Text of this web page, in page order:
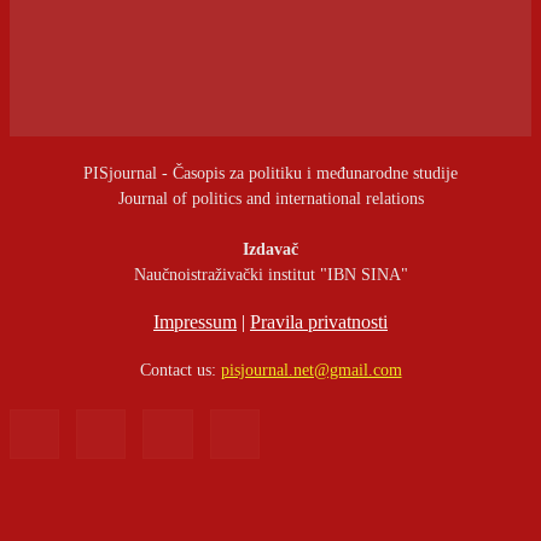
PISjournal - Časopis za politiku i međunarodne studije
Journal of politics and international relations
Izdavač
Naučnoistraživački institut "IBN SINA"
Impressum | Pravila privatnosti
Contact us: pisjournal.net@gmail.com